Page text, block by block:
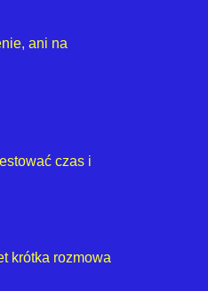
ani na
czas i
krótka rozmowa